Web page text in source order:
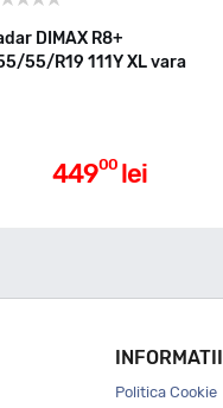
DIMAX R8+
55/R19 111Y XL vara
44900 lei
INFORMATII
Politica Cookie